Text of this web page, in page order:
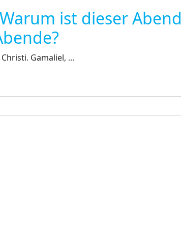
ist dieser Abend
Gamaliel, ...